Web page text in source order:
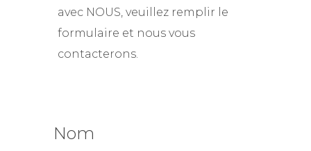
avec NOUS, veuillez remplir le
formulaire et nous vous
contacterons.
Nom